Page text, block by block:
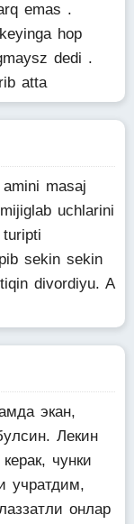
emas .
hop
dedi .
atta
masaj
uchlarini
sekin sekin
divordiyu. A
экан,
Лекин
чунки
учратдим,
онлар